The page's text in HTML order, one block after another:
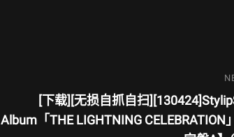
[下载][无损自抓自扫
Album「THE LIGHTNING CELEBRATION